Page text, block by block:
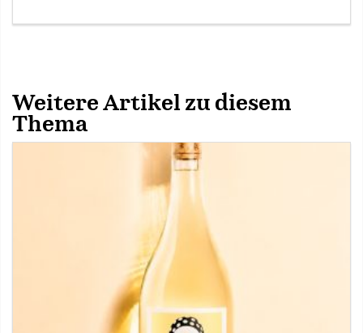
Weitere Artikel zu diesem
Thema